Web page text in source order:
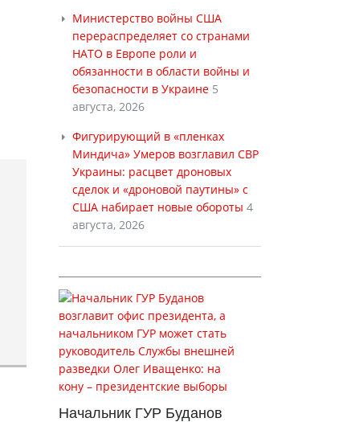
Министерство войны США
перераспределяет со странами
НАТО в Европе роли и
обязанности в области войны и
безопасности в Украине 5
августа, 2026
Фигурирующий в «пленках
Миндича» Умеров возглавил СВР
Украины: расцвет дроновых
сделок и «дроновой паутины» с
США набирает новые обороты 4
августа, 2026
Начальник ГУР Буданов